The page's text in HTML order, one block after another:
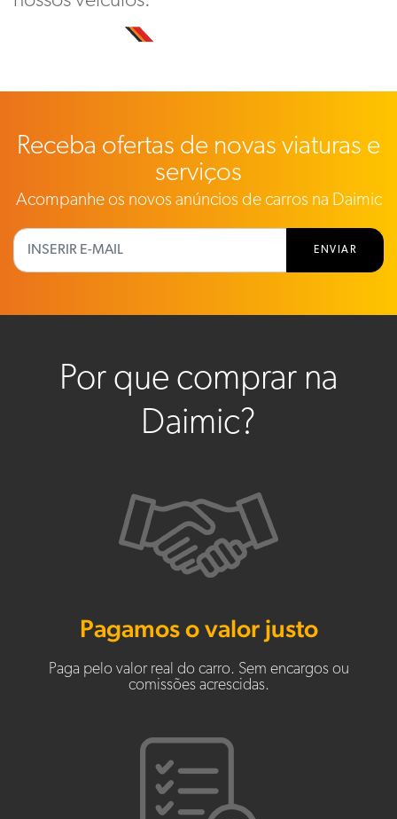
Receba ofertas de novas viaturas e
serviços
Acompanhe os novos anúncios de carros na Daimic
ENVIAR
Por que comprar na
Daimic?
Pagamos o valor justo
Paga pelo valor real do carro. Sem encargos ou
comissões acrescidas.